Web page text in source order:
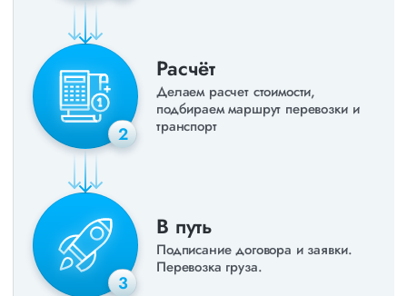
2
Расчёт
Делаем расчет стоимости,
подбираем маршрут перевозки и
транспорт
3
В путь
Подписание договора и заявки.
Перевозка груза.